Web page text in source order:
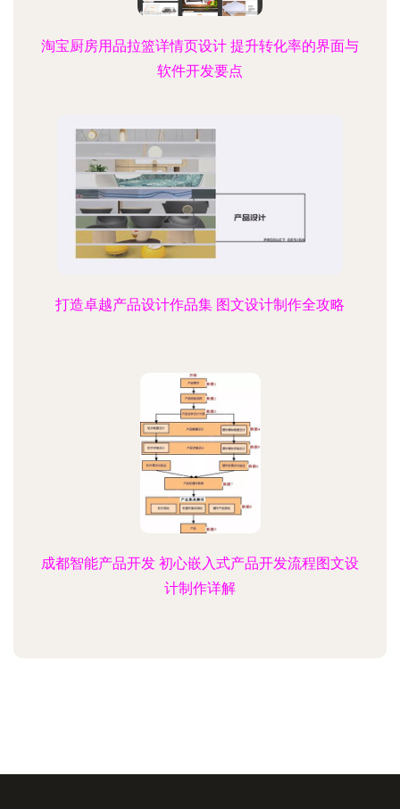
淘宝厨房用品拉篮详情页设计 提升转化率的界面与
软件开发要点
打造卓越产品设计作品集 图文设计制作全攻略
成都智能产品开发 初心嵌入式产品开发流程图文设
计制作详解